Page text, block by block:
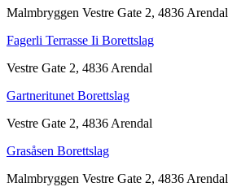
Malmbryggen Vestre Gate 2, 4836 Arendal
Fagerli Terrasse Ii Borettslag
Vestre Gate 2, 4836 Arendal
Gartneritunet Borettslag
Vestre Gate 2, 4836 Arendal
Grasåsen Borettslag
Malmbryggen Vestre Gate 2, 4836 Arendal